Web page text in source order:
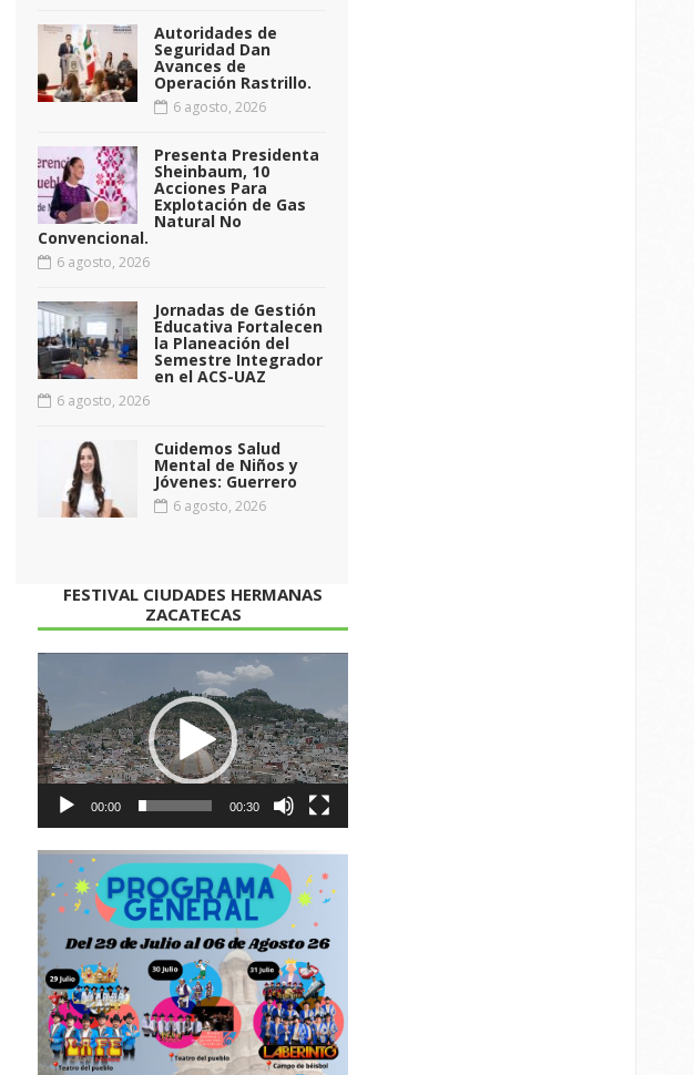
Autoridades de
Seguridad Dan
Avances de
Operación Rastrillo.
6 agosto, 2026
Presenta Presidenta
Sheinbaum, 10
Acciones Para
Explotación de Gas
Natural No
Convencional.
6 agosto, 2026
Jornadas de Gestión
Educativa Fortalecen
la Planeación del
Semestre Integrador
en el ACS-UAZ
6 agosto, 2026
Cuidemos Salud
Mental de Niños y
Jóvenes: Guerrero
6 agosto, 2026
FESTIVAL CIUDADES HERMANAS
ZACATECAS
de
vídeo
00:00 00:30